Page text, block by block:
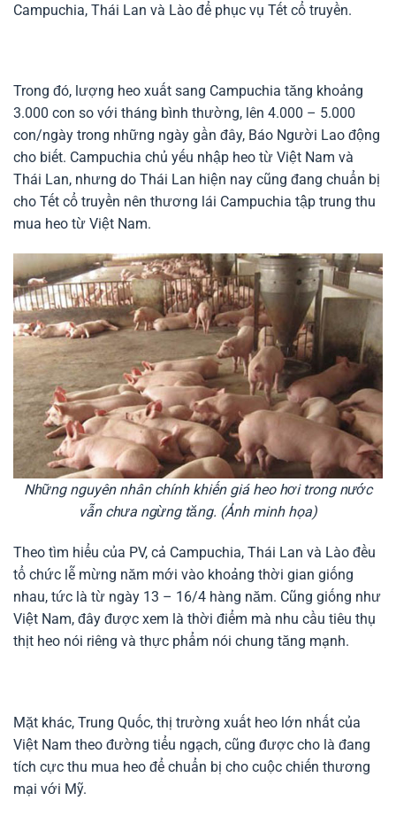
Campuchia, Thái Lan và Lào để phục vụ Tết cổ truyền.
Trong đó, lượng heo xuất sang Campuchia tăng khoảng
3.000 con so với tháng bình thường, lên 4.000 – 5.000
con/ngày trong những ngày gần đây, Báo Người Lao động
cho biết. Campuchia chủ yếu nhập heo từ Việt Nam và
Thái Lan, nhưng do Thái Lan hiện nay cũng đang chuẩn bị
cho Tết cổ truyền nên thương lái Campuchia tập trung thu
mua heo từ Việt Nam.
Những nguyên nhân chính khiến giá heo hơi trong nước
vẫn chưa ngừng tăng. (Ảnh minh họa)
Theo tìm hiểu của PV, cả Campuchia, Thái Lan và Lào đều
tổ chức lễ mừng năm mới vào khoảng thời gian giống
nhau, tức là từ ngày 13 – 16/4 hàng năm. Cũng giống như
Việt Nam, đây được xem là thời điểm mà nhu cầu tiêu thụ
thịt heo nói riêng và thực phẩm nói chung tăng mạnh.
Mặt khác, Trung Quốc, thị trường xuất heo lớn nhất của
Việt Nam theo đường tiểu ngạch, cũng được cho là đang
tích cực thu mua heo để chuẩn bị cho cuộc chiến thương
mại với Mỹ.